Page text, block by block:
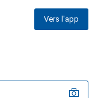
Vers l'app